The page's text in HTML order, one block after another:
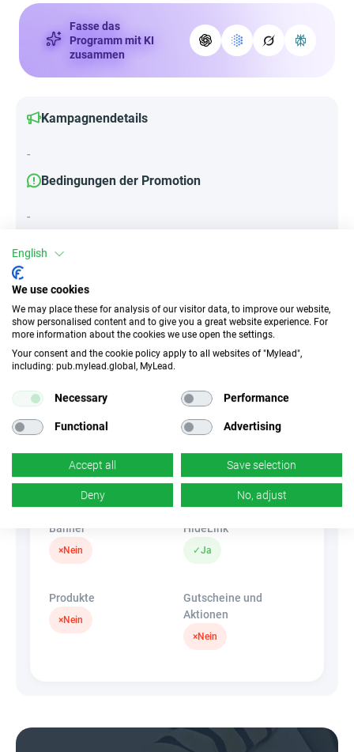
Fasse das
Programm mit KI
zusammen
Kampagnendetails
-
Bedingungen der Promotion
-
Attribute
||Geräte||
Mobile Geräte
Desktop Tablet
Unerlaubter
k.A.
k.A.
×Nein
Banner
×Nein
HideLink
✓Ja
Produkte
×Nein
Gutscheine und
Aktionen
×Nein
English
We use cookies
We may place these for analysis of our visitor data, to improve our website,
show personalised content and to give you a great website experience. For
more information about the cookies we use open the settings.
Your consent and the cookie policy apply to all websites of "Mylead",
including: pub.mylead.global, MyLead.
Necessary Performance
Functional Advertising
Accept all Save selection
Deny No, adjust